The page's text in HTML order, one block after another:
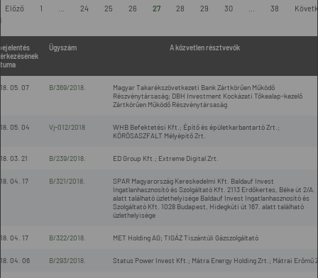
Előző 1 24 25 26 27 28 29 30 38
Ügyszám A közvetlen résztvevők
05. 07 B/369/2018.
Magyar Takarékszövetkezeti Bank Zártkörűen Működő
Részvénytársaság; DBH Investment Kockázati Tőkealap-kezelő
Zártkörűen Működő Részvénytársaság
05. 04 Vj-012/2018
WHB Befektetési Kft.; Építő és épületkarbantartó Zrt.;
KÖRÖSASZFALT Mélyépítő Zrt.
03. 21 B/239/2018. ED Group Kft.; Extreme Digital Zrt.
04. 17 B/321/2018.
SPAR Magyarország Kereskedelmi Kft. Baldauf Invest
Ingatlanhasznosító és Szolgáltató Kft. 2113 Erdőkertes, Béke út 2/A.
alatt található üzlethelyisége Baldauf Invest Ingatlanhasznosító és
Szolgáltató Kft. 1028 Budapest, Hidegkúti út 167. alatt található
üzlethelyisége
04. 17 B/322/2018. MET Holding AG; TIGÁZ Tiszántúli Gázszolgáltató
04. 06 B/293/2018. Status Power Invest Kft.; Mátra Energy Holding Zrt.; Mátrai Erőmű